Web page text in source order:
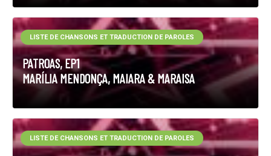
PATROAS, EP1
MARÍLIA MENDONÇA, MAIARA & MARAISA
LISTE DE CHANSONS ET TRADUCTION DE PAROLES
LISTE DE CHANSONS ET TRADUCTION DE PAROLES